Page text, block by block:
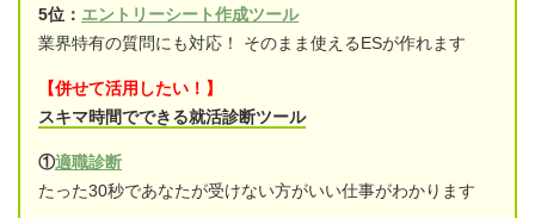
5位： エントリーシート作成ツール
業界特有の質問にも対応！ そのまま使えるESが作れます
【併せて活用したい！】
スキマ時間でできる就活診断ツール
①適職診断
たった30秒であなたが受けない方がいい仕事がわかります